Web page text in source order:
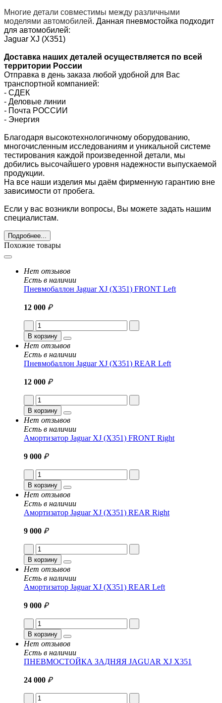
Многие детали совместимы между различными
моделями автомобилей. Данная пневмостойка подходит
для автомобилей:
Jaguar XJ (X351)
Доставка наших деталей осуществляется по всей
территории России
Отправка в день заказа любой удобной для Вас
транспортной компанией:
- СДЕК
- Деловые линии
- Почта РОССИИ
- Энергия
Благодаря высокотехнологичному оборудованию,
многочисленным исследованиям и уникальной системе
тестирования каждой произведенной детали, мы
добились высочайшего уровня надежности выпускаемой
продукции.
На все наши изделия мы даём фирменную гарантию вне
зависимости от пробега.
Если у вас возникли вопросы, Вы можете задать нашим
специалистам.
Подробнее...
Похожие товары
Нет отзывов
Есть в наличии
Пневмобаллон Jaguar XJ (X351) FRONT Left
12 000 ₽
В корзину
Нет отзывов
Есть в наличии
Пневмобаллон Jaguar XJ (X351) REAR Left
12 000 ₽
В корзину
Нет отзывов
Есть в наличии
Амортизатор Jaguar XJ (X351) FRONT Right
9 000 ₽
В корзину
Нет отзывов
Есть в наличии
Амортизатор Jaguar XJ (X351) REAR Right
9 000 ₽
В корзину
Нет отзывов
Есть в наличии
Амортизатор Jaguar XJ (X351) REAR Left
9 000 ₽
В корзину
Нет отзывов
Есть в наличии
ПНЕВМОСТОЙКА ЗАДНЯЯ JAGUAR XJ X351
24 000 ₽